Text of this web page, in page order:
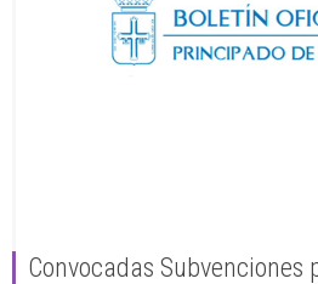
Convocadas Subvenciones